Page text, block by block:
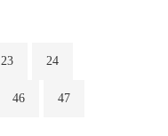
23 24
46 47